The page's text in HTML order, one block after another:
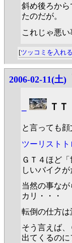
斜め後ろか
たのだが。
これじゃ悪い
[ツッコミを入れる
2006-02-11(土)
ＴＴ
と言っても顔
ツーリストト
ＧＴ４ほど
しいバイクが
当然の事な
カリ・・・
転倒の仕方は
そう言えば
出てくるのに